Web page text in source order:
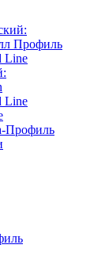
Профиль
Line
Line
Профиль